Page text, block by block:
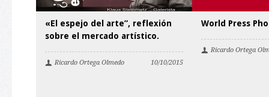
«El espejo del arte”, reflexión
sobre el mercado artístico.
Ricardo Ortega Olmedo 10/10/2015
World Press
Ricardo Ortega